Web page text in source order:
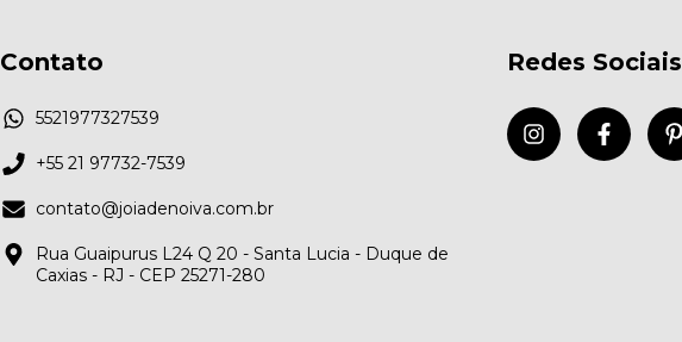
Contato
5521977327539
+55 21 97732-7539
contato@joiadenoiva.com.br
Rua Guaipurus L24 Q 20 - Santa Lucia - Duque de
Caxias - RJ - CEP 25271-280
Redes Sociais